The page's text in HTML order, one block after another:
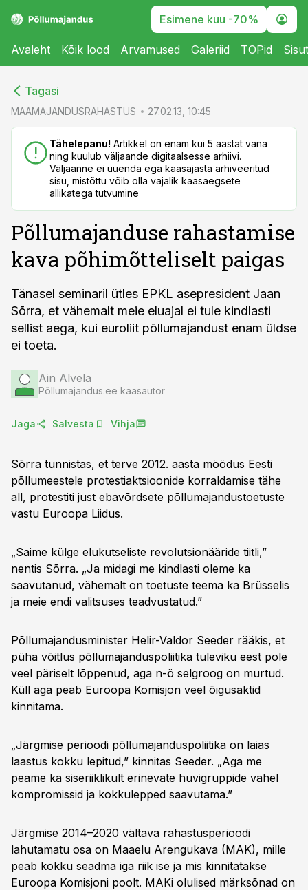
Esimene kuu -70%
Avaleht Kõik lood Arvamused Galeriid TOPid
Tagasi
MAAMAJANDUSRAHASTUS 27.02.13, 10:45
Tähelepanu! Artikkel on enam kui 5 aastat vana
ning kuulub väljaande digitaalsesse arhiivi.
Väljaanne ei uuenda ega kaasajasta arhiveeritud
sisu, mistõttu võib olla vajalik kaasaegsete
allikatega tutvumine
Põllumajanduse rahastamise
kava põhimõtteliselt paigas
Tänasel seminaril ütles EPKL asepresident Jaan
Sõrra, et vähemalt meie eluajal ei tule kindlasti
sellist aega, kui euroliit põllumajandust enam üldse
ei toeta.
Ain Alvela
Põllumajandus.ee kaasautor
Jaga Salvesta Vihja
Sõrra tunnistas, et terve 2012. aasta möödus Eesti
põllumeestele protestiaktsioonide korraldamise tähe
all, protestiti just ebavõrdsete põllumajandustoetuste
vastu Euroopa Liidus.
„Saime külge elukutseliste revolutsionääride tiitli,”
nentis Sõrra. „Ja midagi me kindlasti oleme ka
saavutanud, vähemalt on toetuste teema ka Brüsselis
ja meie endi valitsuses teadvustatud.”
Põllumajandusminister Helir-Valdor Seeder rääkis, et
püha võitlus põllumajanduspoliitika tuleviku eest pole
veel päriselt lõppenud, aga n-ö selgroog on murtud.
Küll aga peab Euroopa Komisjon veel õigusaktid
kinnitama.
„Järgmise perioodi põllumajanduspoliitika on laias
laastus kokku lepitud,” kinnitas Seeder. „Aga me
peame ka siseriiklikult erinevate huvigruppide vahel
kompromissid ja kokkulepped saavutama.”
Järgmise 2014–2020 vältava rahastusperioodi
lahutamatu osa on Maaelu Arengukava (MAK), mille
peab kokku seadma iga riik ise ja mis kinnitatakse
Euroopa Komisjoni poolt. MAKi olulised märksõnad on